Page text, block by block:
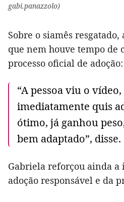
gabi.panazzolo)
Sobre o siamês
que nem houve tempo de
processo oficial de adoção:
“A pessoa viu o
imediatamente quis
ótimo, já ganhou
bem adaptado”, disse.
Gabriela reforçou ainda a
adoção responsável e da